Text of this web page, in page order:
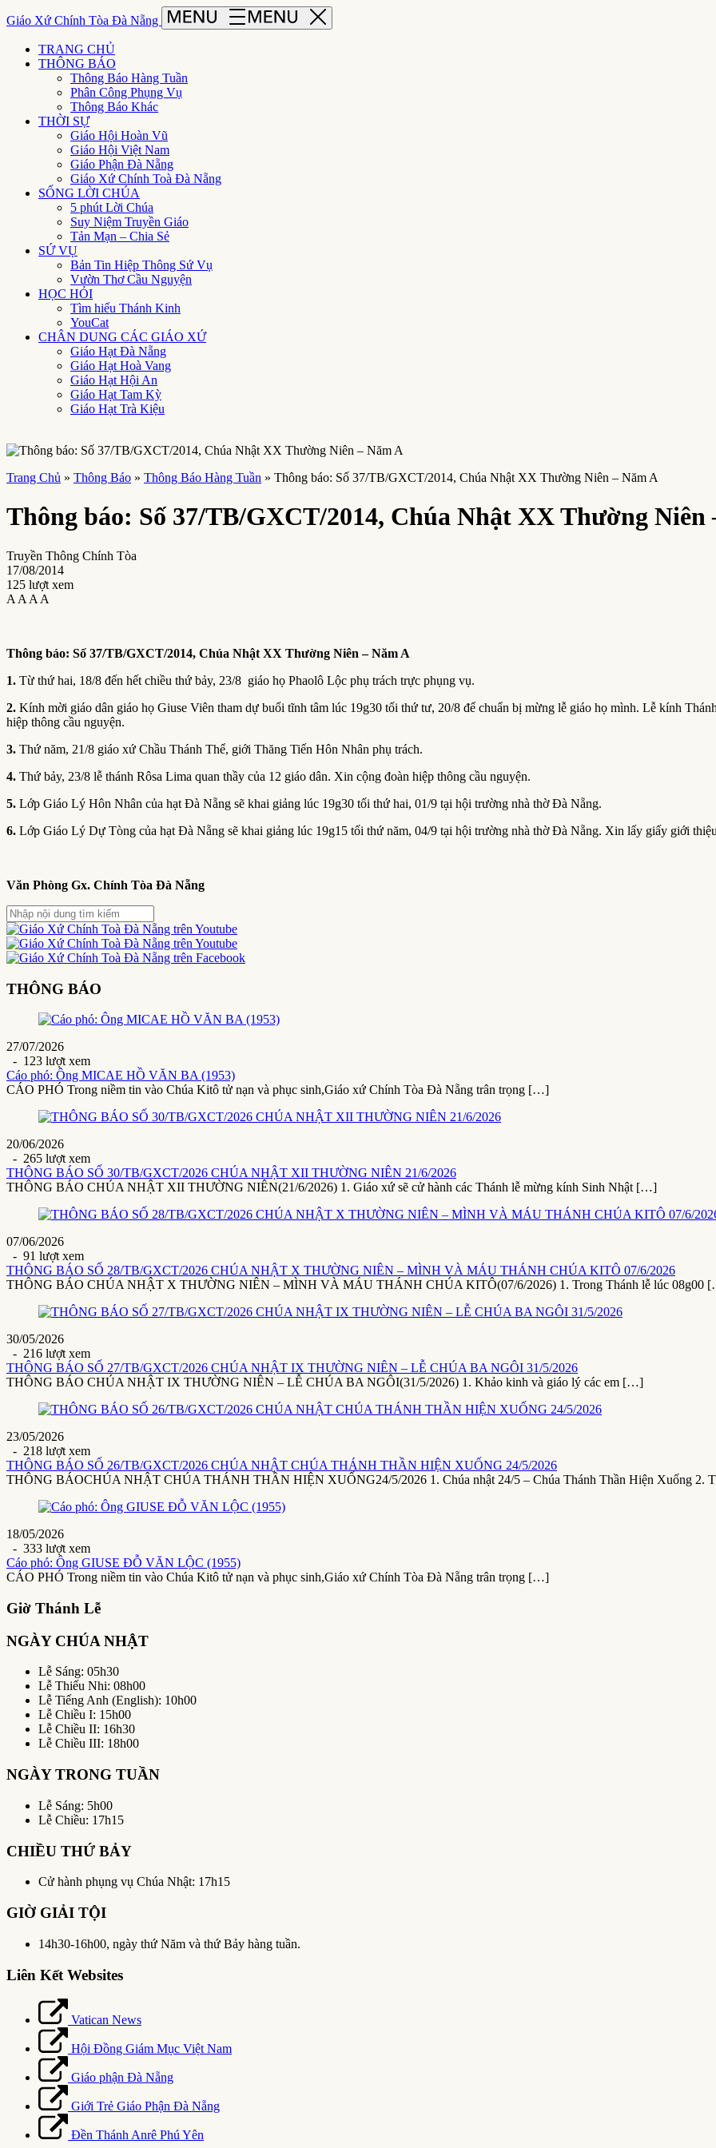
Giáo Xứ Chính Tòa Đà Nẵng
TRANG CHỦ
THÔNG BÁO
Thông Báo Hàng Tuần
Phân Công Phụng Vụ
Thông Báo Khác
THỜI SỰ
Giáo Hội Hoàn Vũ
Giáo Hội Việt Nam
Giáo Phận Đà Nẵng
Giáo Xứ Chính Toà Đà Nẵng
SỐNG LỜI CHÚA
5 phút Lời Chúa
Suy Niệm Truyền Giáo
Tản Mạn – Chia Sẻ
SỨ VỤ
Bản Tin Hiệp Thông Sứ Vụ
Vườn Thơ Cầu Nguyện
HỌC HỎI
Tìm hiểu Thánh Kinh
YouCat
CHÂN DUNG CÁC GIÁO XỨ
Giáo Hạt Đà Nẵng
Giáo Hạt Hoà Vang
Giáo Hạt Hội An
Giáo Hạt Tam Kỳ
Giáo Hạt Trà Kiệu
Trang Chủ » Thông Báo » Thông Báo Hàng Tuần » Thông báo: Số 37/TB/GXCT/2014, Chúa Nhật XX Thường Niên – Năm A
Thông báo: Số 37/TB/GXCT/2014, Chúa Nhật XX Thường Niên
Truyền Thông Chính Tòa
17/08/2014
125 lượt xem
A A A A
Thông báo: Số 37/TB/GXCT/2014, Chúa Nhật XX Thường Niên – Năm A
1. Từ thứ hai, 18/8 đến hết chiều thứ bảy, 23/8 giáo họ Phaolô Lộc phụ trách trực phụng vụ.
2. Kính mời giáo dân giáo họ Giuse Viên tham dự buổi tĩnh tâm lúc 19g30 tối thứ tư, 20/8 để chuẩn bị mừng lễ giáo họ mình. Lễ kính
hiệp thông cầu nguyện.
3. Thứ năm, 21/8 giáo xứ Chầu Thánh Thể, giới Thăng Tiến Hôn Nhân phụ trách.
4. Thứ bảy, 23/8 lễ thánh Rôsa Lima quan thầy của 12 giáo dân. Xin cộng đoàn hiệp thông cầu nguyện.
5. Lớp Giáo Lý Hôn Nhân của hạt Đà Nẵng sẽ khai giảng lúc 19g30 tối thứ hai, 01/9 tại hội trường nhà thờ Đà Nẵng.
6. Lớp Giáo Lý Dự Tòng của hạt Đà Nẵng sẽ khai giảng lúc 19g15 tối thứ năm, 04/9 tại hội trường nhà thờ Đà Nẵng. Xin lấy giấy giới
Văn Phòng Gx. Chính Tòa Đà Nẵng
THÔNG BÁO
27/07/2026
- 123 lượt xem
Cáo phó: Ông MICAE HỒ VĂN BA (1953)
CÁO PHÓ Trong niềm tin vào Chúa Kitô tử nạn và phục sinh,Giáo xứ Chính Tòa Đà Nẵng trân trọng […]
20/06/2026
- 265 lượt xem
THÔNG BÁO SỐ 30/TB/GXCT/2026 CHÚA NHẬT XII THƯỜNG NIÊN 21/6/2026
THÔNG BÁO CHÚA NHẬT XII THƯỜNG NIÊN(21/6/2026) 1. Giáo xứ sẽ cử hành các Thánh lễ mừng kính Sinh Nhật […]
07/06/2026
- 91 lượt xem
THÔNG BÁO SỐ 28/TB/GXCT/2026 CHÚA NHẬT X THƯỜNG NIÊN – MÌNH VÀ MÁU THÁNH CHÚA KITÔ 07/6/2026
THÔNG BÁO CHÚA NHẬT X THƯỜNG NIÊN – MÌNH VÀ MÁU THÁNH CHÚA KITÔ(07/6/2026) 1. Trong Thánh lễ lúc 08g00
30/05/2026
- 216 lượt xem
THÔNG BÁO SỐ 27/TB/GXCT/2026 CHÚA NHẬT IX THƯỜNG NIÊN – LỄ CHÚA BA NGÔI 31/5/2026
THÔNG BÁO CHÚA NHẬT IX THƯỜNG NIÊN – LỄ CHÚA BA NGÔI(31/5/2026) 1. Khảo kinh và giáo lý các em […]
23/05/2026
- 218 lượt xem
THÔNG BÁO SỐ 26/TB/GXCT/2026 CHÚA NHẬT CHÚA THÁNH THẦN HIỆN XUỐNG 24/5/2026
THÔNG BÁOCHÚA NHẬT CHÚA THÁNH THẦN HIỆN XUỐNG24/5/2026 1. Chúa nhật 24/5 – Chúa Thánh Thần Hiện Xuống 2.
18/05/2026
- 333 lượt xem
Cáo phó: Ông GIUSE ĐỖ VĂN LỘC (1955)
CÁO PHÓ Trong niềm tin vào Chúa Kitô tử nạn và phục sinh,Giáo xứ Chính Tòa Đà Nẵng trân trọng […]
Giờ Thánh Lễ
NGÀY CHÚA NHẬT
Lễ Sáng: 05h30
Lễ Thiếu Nhi: 08h00
Lễ Tiếng Anh (English): 10h00
Lễ Chiều I: 15h00
Lễ Chiều II: 16h30
Lễ Chiều III: 18h00
NGÀY TRONG TUẦN
Lễ Sáng: 5h00
Lễ Chiều: 17h15
CHIỀU THỨ BẢY
Cử hành phụng vụ Chúa Nhật: 17h15
GIỜ GIẢI TỘI
14h30-16h00, ngày thứ Năm và thứ Bảy hàng tuần.
Liên Kết Websites
Vatican News
Hội Đồng Giám Mục Việt Nam
Giáo phận Đà Nẵng
Giới Trẻ Giáo Phận Đà Nẵng
Đền Thánh Anrê Phú Yên